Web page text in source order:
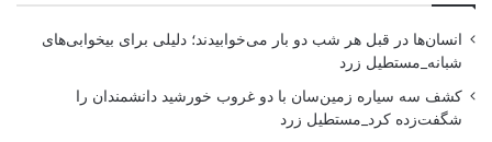
انسان‌ها در قبل هر شب دو بار می‌خوابیدند؛ دلیلی برای بیخوابی‌های
شبانه_مستطیل زرد
کشف سه سیاره زمین‌سان با دو غروب خورشید دانشمندان را
شگفت‌زده کرد_مستطیل زرد